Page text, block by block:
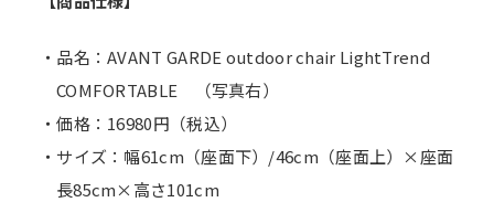
・品名：AVANT GARDE outdoor chair LightTrend
COMFORTABLE （写真右）
・価格：16980円（税込）
・サイズ：幅61cm（座面下）/46cm（座面上）×座面
長85cm×高さ101cm